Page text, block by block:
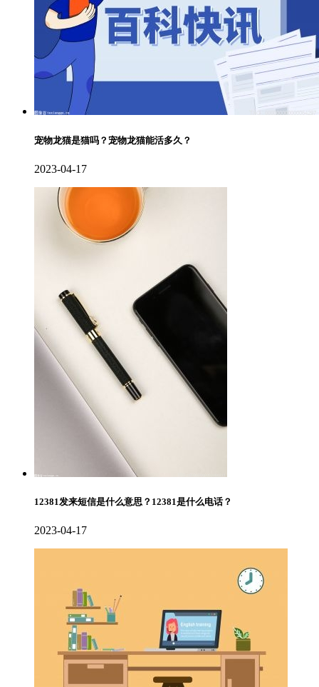
宠物龙猫是猫吗？宠物龙猫能活多久？
2023-04-17
12381发来短信是什么意思？12381是什么电话？
2023-04-17